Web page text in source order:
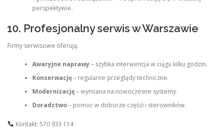
perspektywie.
10. Profesjonalny serwis w Warszawie
Firmy serwisowe oferują:
Awaryjne naprawy– szybka interwencja w ciągu kilku godzin.
Konserwację– regularne przeglądy techniczne.
Modernizację– wymiana na nowoczesne systemy.
Doradztwo– pomoc w doborze części i sterowników.
Kontakt: 570 933 114